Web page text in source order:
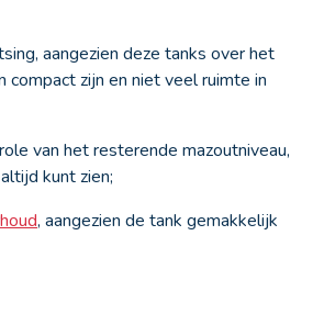
aangezien deze tanks over het
compact zijn en niet veel ruimte in
van het resterende mazoutniveau,
kunt zien;
, aangezien de tank gemakkelijk